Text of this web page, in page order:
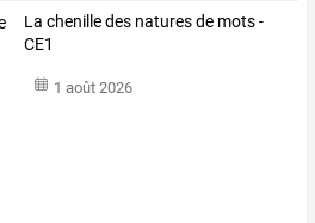
La chenille des natures de mots -
CE1
1 août 2026